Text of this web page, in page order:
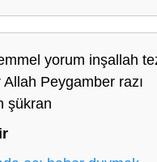
yorum inşallah
Allah Peygamber razı
şükran